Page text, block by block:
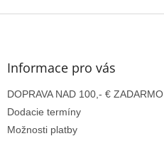
Z
Informace pro vás
DOPRAVA NAD 100,- € ZADARMO
Dodacie termíny
Možnosti platby